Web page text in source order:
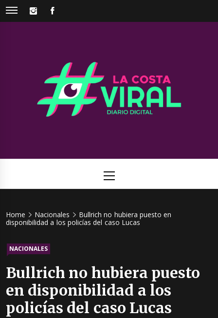
Skip
INSTAGRAM
Viral
Menu
Home Nacionales
Bullrich no hubiera puesto en
disponibilidad a los policías del caso Lucas
NACIONALES
Bullrich no hubiera puesto
en disponibilidad a los
policías del caso Lucas